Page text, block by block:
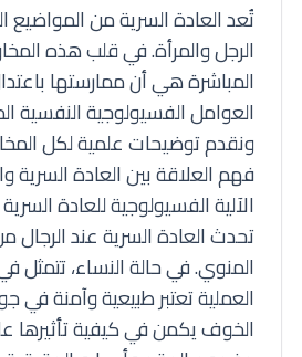
تُعد العادة السرية من المواضيع
الرجل والمرأة. في قلب هذه
المباشرة هي أن ممارستها
العوامل الفسيولوجية النفسية
ونقدم توضيحات علمية لكل
فهم العلاقة بين العادة السرية
الآلية الفسيولوجية للعادة السرية
تحدث العادة السرية عند
المنوي. في حالة النساء، تتمثل
العملية تعتبر طبيعية وآمنة في
الخوف يكمن في كيفية تأثيرها